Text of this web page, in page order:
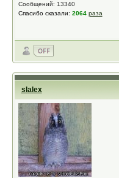
Сообщений: 13340
Спасибо сказали: 2064 раза
slalex